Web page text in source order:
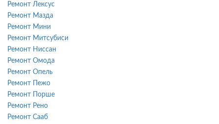
Ремонт Лексус
Ремонт Мазда
Ремонт Мини
Ремонт Митсубиси
Ремонт Ниссан
Ремонт Омода
Ремонт Опель
Ремонт Пежо
Ремонт Порше
Ремонт Рено
Ремонт Сааб